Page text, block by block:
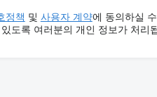
정책 및 사용자 계약에 동의하실
도록 여러분의 개인 정보가 처리